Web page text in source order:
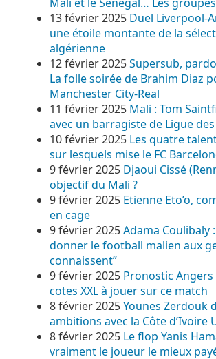
13 février 2025 Duel Liverpool-
une étoile montante de la
algérienne
12 février 2025Supersub,
La folle soirée de Brahim Diaz
Manchester City-Real
11 février 2025 Mali : Tom
avec un barragiste de Ligue
10 février 2025 Les quatre
sur lesquels mise le FC
9 février 2025 Djaoui Cissé
objectif du Mali ?
9 février 2025 Etienne Eto’o,
en cage
9 février 2025Adama Coulibaly
donner le football malien aux
connaissent”
9 février 2025 Pronostic Angers
cotes XXL à jouer sur ce match
8 février 2025Younes Zerdouk
ambitions avec la Côte d’Ivoire
8 février 2025 Le flop Yanis
vraiment le joueur le mieux